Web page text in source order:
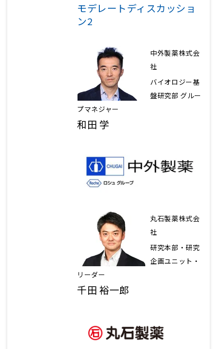
モデレートディスカッショ
ン2
中外製薬株式会
社
バイオロジー基
盤研究部 グルー
プマネジャー
和田 学
丸石製薬株式会
社
研究本部・研究
企画ユニット・
リーダー
千田 裕一郎